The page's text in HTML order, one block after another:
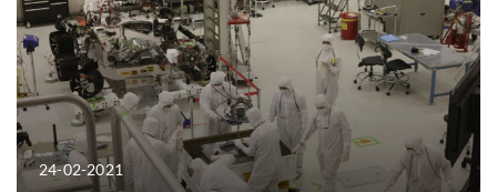
24-02-2021